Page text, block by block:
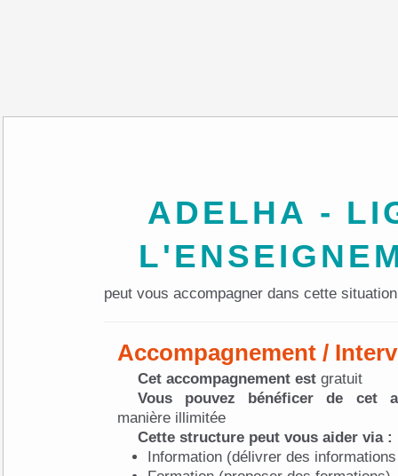
ADELHA - LIGUE DE
peut vous accompagner dans cette situation
Accompagnement /
Cet accompagnement est gratuit
Vous pouvez bénéficer de cet
manière illimitée
Cette structure peut vous aider via :
Information (délivrer des